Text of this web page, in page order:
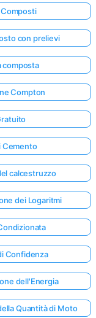
con prelievi
composta
Compton
Cemento
calcestruzzo
dei Logaritmi
Confidenza
dell'Energia
Quantità di Moto